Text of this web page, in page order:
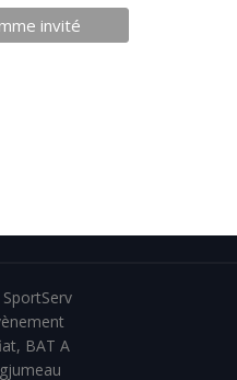
SportServ
BAT A
invité